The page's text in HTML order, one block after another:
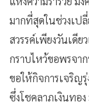
มากที่สุดในช่วงเป
สวรรค์เพียงวันเดีย
กราบไหว้ขอพรจา
ขอให้กิจการเจริญรุ่
ซึ่งโชคลาภเงินทอ